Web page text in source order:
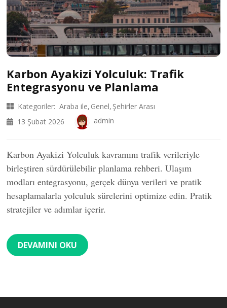
Karbon Ayakizi Yolculuk: Trafik
Entegrasyonu ve Planlama
Kategoriler: Araba ile Genel Şehirler Arası
13 Şubat 2026
admin
Karbon Ayakizi Yolculuk kavramını trafik verileriyle
birleştiren sürdürülebilir planlama rehberi. Ulaşım
modları entegrasyonu, gerçek dünya verileri ve pratik
hesaplamalarla yolculuk sürelerini optimize edin. Pratik
stratejiler ve adımlar içerir.
DEVAMINI OKU